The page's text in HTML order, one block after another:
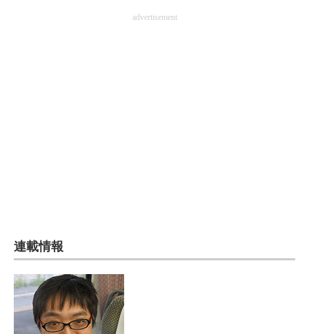
advertisement
連載情報